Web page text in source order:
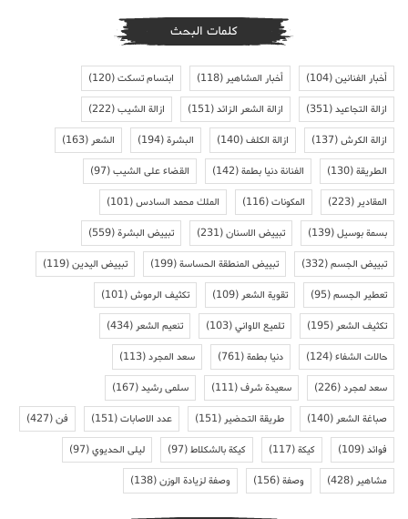
كلمات البحث
أخبار الفنانين(104) أخبار المشاهير(118) ابتسام تسكت(120)
ازالة التجاعيد(351) ازالة الشعر الزائد(151) ازالة الشيب(222)
ازالة الكرش(137) ازالة الكلف(140) البشرة(194) الشعر(163)
الطريقة(130) الفنانة دنيا بطمة(142) القضاء على الشيب(97)
المقادير(223) المكونات(116) الملك محمد السادس(101)
بسمة بوسيل(139) تبييض الاسنان(231) تبييض البشرة(559)
تبييض الجسم(332) تبييض المنطقة الحساسة(199) تبييض اليدين(119)
تعطير الجسم(95) تقوية الشعر(109) تكثيف الرموش(101)
تكثيف الشعر(195) تلميع الاواني(103) تنعيم الشعر(434)
حالات الشفاء(124) دنيا بطمة(761) سعد المجرد(113)
سعد لمجرد(226) سعيدة شرف(111) سلمى رشيد(167)
صباغة الشعر(140) طريقة التحضير(151) عدد الاصابات(151) فن(427)
فوائد(109) كيكة(117) كيكة بالشكلاط(97) ليلى الحديوي(97)
مشاهير(428) وصفة(156) وصفة لزيادة الوزن(138)